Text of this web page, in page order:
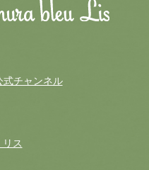
式チャンネル
ス